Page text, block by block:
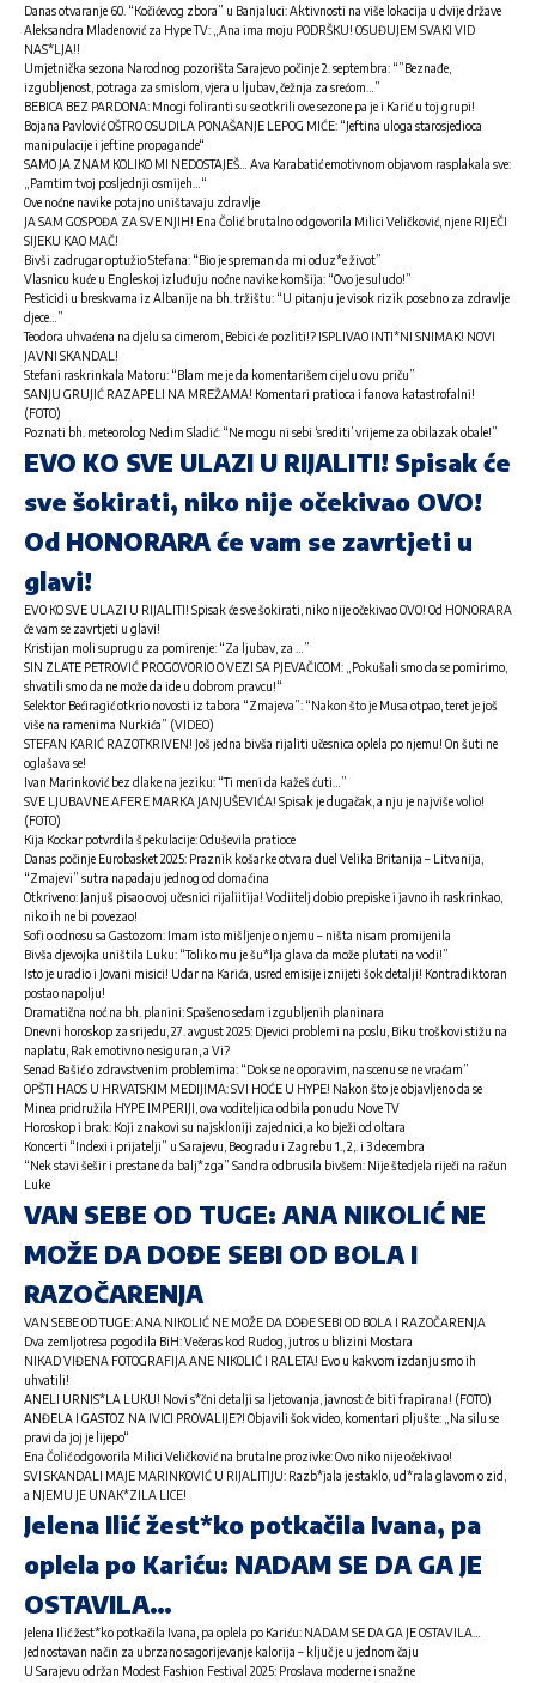
Danas otvaranje 60. “Kočićevog zbora” u Banjaluci: Aktivnosti na više lokacija u dvije države
Aleksandra Mladenović za Hype TV: „Ana ima moju PODRŠKU! OSUĐUJEM SVAKI VID
NAS*LJA!!
Umjetnička sezona Narodnog pozorišta Sarajevo počinje 2. septembra: “”Beznađe,
izgubljenost, potraga za smislom, vjera u ljubav, čežnja za srećom…”
BEBICA BEZ PARDONA: Mnogi foliranti su se otkrili ove sezone pa je i Karić u toj grupi!
Bojana Pavlović OŠTRO OSUDILA PONAŠANJE LEPOG MIĆE: “Jeftina uloga starosjedioca
manipulacije i jeftine propagande“
SAMO JA ZNAM KOLIKO MI NEDOSTAJEŠ… Ava Karabatić emotivnom objavom rasplakala sve:
„Pamtim tvoj posljednji osmijeh…“
Ove noćne navike potajno uništavaju zdravlje
JA SAM GOSPOĐA ZA SVE NJIH! Ena Čolić brutalno odgovorila Milici Veličković, njene RIJEČI
SIJEKU KAO MAČ!
Bivši zadrugar optužio Stefana: “Bio je spreman da mi oduz*e život”
Vlasnicu kuće u Engleskoj izluđuju noćne navike komšija: “Ovo je suludo!”
Pesticidi u breskvama iz Albanije na bh. tržištu: “U pitanju je visok rizik posebno za zdravlje
djece…”
Teodora uhvaćena na djelu sa cimerom, Bebici će pozliti!? ISPLIVAO INTI*NI SNIMAK! NOVI
JAVNI SKANDAL!
Stefani raskrinkala Matoru: “Blam me je da komentarišem cijelu ovu priču”
SANJU GRUJIĆ RAZAPELI NA MREŽAMA! Komentari pratioca i fanova katastrofalni!
(FOTO)
Poznati bh. meteorolog Nedim Sladić: “Ne mogu ni sebi ‘srediti’ vrijeme za obilazak obale!”
EVO KO SVE ULAZI U RIJALITI! Spisak će
sve šokirati, niko nije očekivao OVO!
Od HONORARA će vam se zavrtjeti u
glavi!
EVO KO SVE ULAZI U RIJALITI! Spisak će sve šokirati, niko nije očekivao OVO! Od HONORARA
će vam se zavrtjeti u glavi!
Kristijan moli suprugu za pomirenje: “Za ljubav, za …”
SIN ZLATE PETROVIĆ PROGOVORIO O VEZI SA PJEVAČICOM: „Pokušali smo da se pomirimo,
shvatili smo da ne može da ide u dobrom pravcu!“
Selektor Bećiragić otkrio novosti iz tabora “Zmajeva”: “Nakon što je Musa otpao, teret je još
više na ramenima Nurkića” (VIDEO)
STEFAN KARIĆ RAZOTKRIVEN! Još jedna bivša rijaliti učesnica oplela po njemu! On šuti ne
oglašava se!
Ivan Marinković bez dlake na jeziku: “Ti meni da kažeš ćuti…”
SVE LJUBAVNE AFERE MARKA JANJUŠEVIĆA! Spisak je dugačak, a nju je najviše volio!
(FOTO)
Kija Kockar potvrdila špekulacije: Oduševila pratioce
Danas počinje Eurobasket 2025: Praznik košarke otvara duel Velika Britanija – Litvanija,
“Zmajevi” sutra napadaju jednog od domaćina
Otkriveno: Janjuš pisao ovoj učesnici rijaliitija! Vodiitelj dobio prepiske i javno ih raskrinkao,
niko ih ne bi povezao!
Sofi o odnosu sa Gastozom: Imam isto mišljenje o njemu – ništa nisam promijenila
Bivša djevojka uništila Luku: “Toliko mu je šu*lja glava da može plutati na vodi!”
Isto je uradio i Jovani misici! Udar na Karića, usred emisije iznijeti šok detalji! Kontradiktoran
postao napolju!
Dramatična noć na bh. planini: Spašeno sedam izgubljenih planinara
Dnevni horoskop za srijedu, 27. avgust 2025: Djevici problemi na poslu, Biku troškovi stižu na
naplatu, Rak emotivno nesiguran, a Vi?
Senad Bašić o zdravstvenim problemima: “Dok se ne oporavim, na scenu se ne vraćam”
OPŠTI HAOS U HRVATSKIM MEDIJIMA: SVI HOĆE U HYPE! Nakon što je objavljeno da se
Minea pridružila HYPE IMPERIJI, ova voditeljica odbila ponudu Nove TV
Horoskop i brak: Koji znakovi su najskloniji zajednici, a ko bježi od oltara
Koncerti “Indexi i prijatelji” u Sarajevu, Beogradu i Zagrebu 1., 2,. i 3 decembra
“Nek stavi šešir i prestane da balj*zga” Sandra odbrusila bivšem: Nije štedjela riječi na račun
Luke
VAN SEBE OD TUGE: ANA NIKOLIĆ NE
MOŽE DA DOĐE SEBI OD BOLA I
RAZOČARENJA
VAN SEBE OD TUGE: ANA NIKOLIĆ NE MOŽE DA DOĐE SEBI OD BOLA I RAZOČARENJA
Dva zemljotresa pogodila BiH: Večeras kod Rudog, jutros u blizini Mostara
NIKAD VIĐENA FOTOGRAFIJA ANE NIKOLIĆ I RALETA! Evo u kakvom izdanju smo ih
uhvatili!
ANELI URNIS*LA LUKU! Novi s*čni detalji sa ljetovanja, javnost će biti frapirana! (FOTO)
ANĐELA I GASTOZ NA IVICI PROVALIJE?! Objavili šok video, komentari pljušte: „Na silu se
pravi da joj je lijepo“
Ena Čolić odgovorila Milici Veličković na brutalne prozivke: Ovo niko nije očekivao!
SVI SKANDALI MAJE MARINKOVIĆ U RIJALITIJU: Razb*jala je staklo, ud*rala glavom o zid,
a NJEMU JE UNAK*ZILA LICE!
Jelena Ilić žest*ko potkačila Ivana, pa
oplela po Kariću: NADAM SE DA GA JE
OSTAVILA…
Jelena Ilić žest*ko potkačila Ivana, pa oplela po Kariću: NADAM SE DA GA JE OSTAVILA…
Jednostavan način za ubrzano sagorijevanje kalorija – ključ je u jednom čaju
U Sarajevu održan Modest Fashion Festival 2025: Proslava moderne i snažne